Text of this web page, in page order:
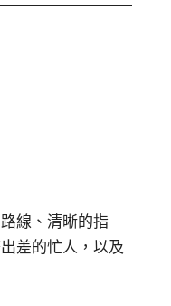
線、清晰的指
差的忙人，以及